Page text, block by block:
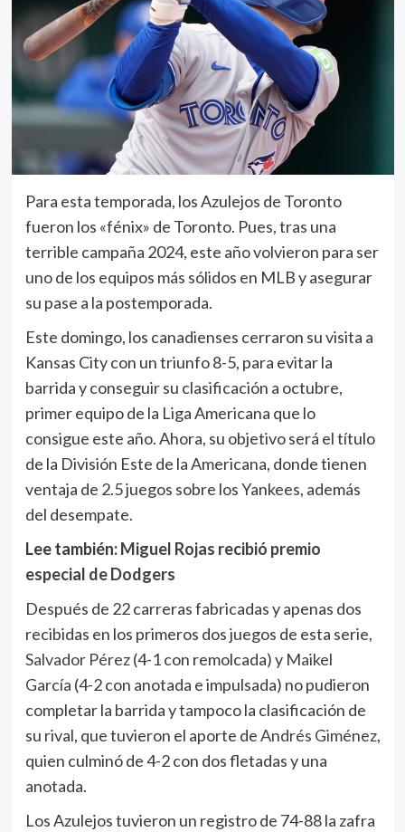
Para esta temporada, los Azulejos de Toronto
fueron los «fénix» de Toronto. Pues, tras una
terrible campaña 2024, este año volvieron para ser
uno de los equipos más sólidos en MLB y asegurar
su pase a la postemporada.
Este domingo, los canadienses cerraron su visita a
Kansas City con un triunfo 8-5, para evitar la
barrida y conseguir su clasificación a octubre,
primer equipo de la Liga Americana que lo
consigue este año. Ahora, su objetivo será el título
de la División Este de la Americana, donde tienen
ventaja de 2.5 juegos sobre los Yankees, además
del desempate.
Lee también:Miguel Rojas recibió premio
especial de Dodgers
Después de 22 carreras fabricadas y apenas dos
recibidas en los primeros dos juegos de esta serie,
Salvador Pérez(4-1 con remolcada) y Maikel
García (4-2 con anotada e impulsada) no pudieron
completar la barrida y tampoco la clasificación de
su rival, que tuvieron el aporte deAndrés Giménez,
quien culminó de 4-2 con dos fletadas y una
anotada.
Los Azulejos tuvieron un registro de 74-88 la zafra